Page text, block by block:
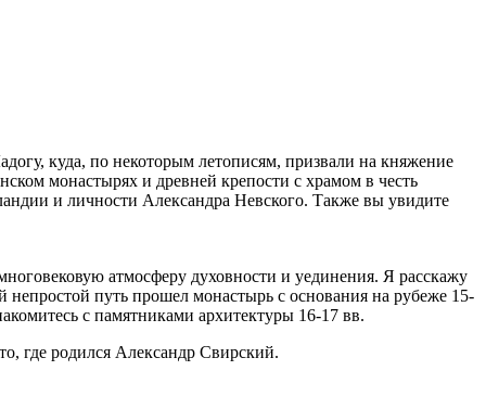
куда, по некоторым летописям, призвали на княжение
монастырях и древней крепости с храмом в честь
и личности Александра Невского. Также вы увидите
атмосферу духовности и уединения. Я расскажу
путь прошел монастырь с основания на рубеже 15-
с памятниками архитектуры 16-17 вв.
где родился Александр Свирский.